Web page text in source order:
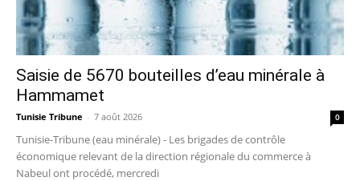
Saisie de 5670 bouteilles d’eau minérale à
Hammamet
Tunisie Tribune - 7 août 2026 0
Tunisie-Tribune (eau minérale) - Les brigades de contrôle
économique relevant de la direction régionale du commerce à
Nabeul ont procédé, mercredi